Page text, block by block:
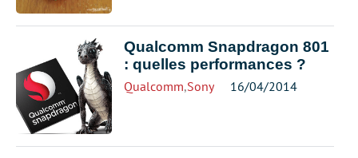
Qualcomm Snapdragon 801
: quelles performances ?
Qualcomm,Sony 16/04/2014